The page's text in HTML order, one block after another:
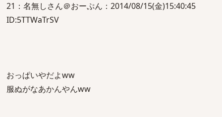
21：名無しさん＠おーぷん：2014/08/15(金)15:40:45
ID:5TTWaTrSV
おっぱいやだよww
服ぬがなあかんやんww